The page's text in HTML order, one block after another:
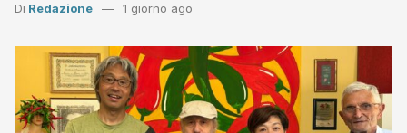
Di Redazione 1 giorno ago